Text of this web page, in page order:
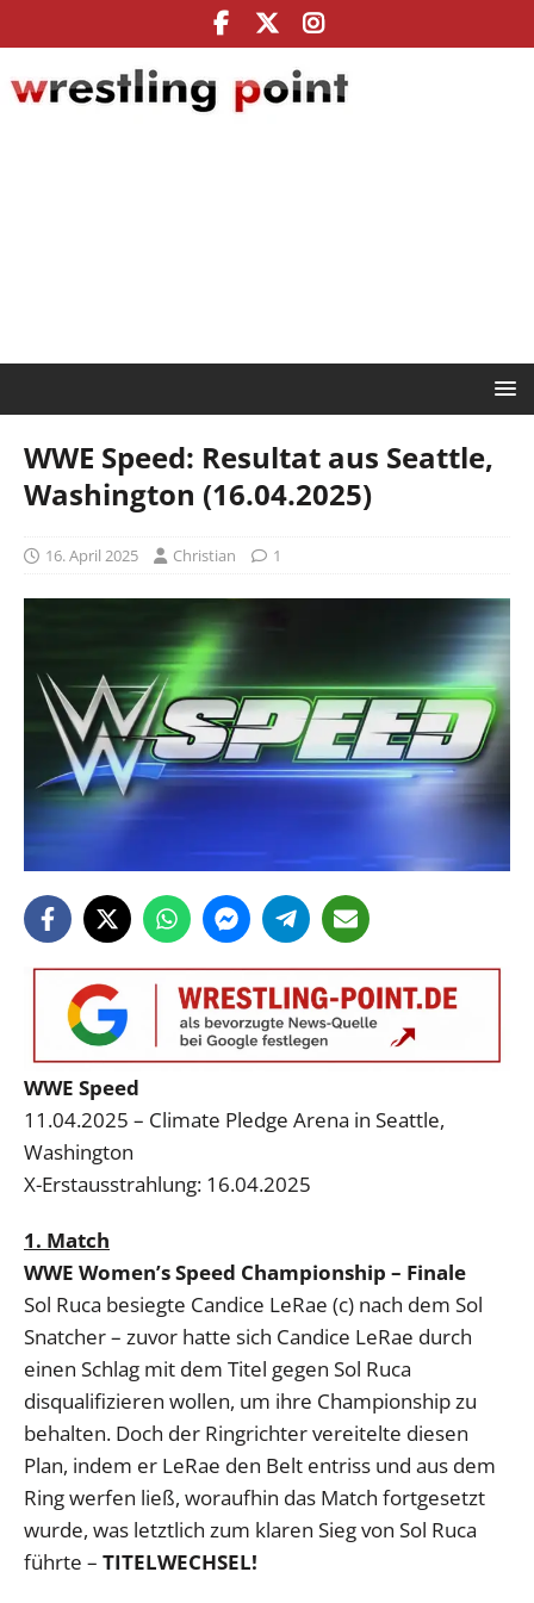
WWE Speed: Resultat aus Seattle,
Washington (16.04.2025)
16. April 2025 Christian 1
WWE Speed
11.04.2025 – Climate Pledge Arena in Seattle,
Washington
X-Erstausstrahlung: 16.04.2025
1. Match
WWE Women’s Speed Championship – Finale
Sol Ruca besiegte Candice LeRae (c) nach dem Sol
Snatcher – zuvor hatte sich Candice LeRae durch
einen Schlag mit dem Titel gegen Sol Ruca
disqualifizieren wollen, um ihre Championship zu
behalten. Doch der Ringrichter vereitelte diesen
Plan, indem er LeRae den Belt entriss und aus dem
Ring werfen ließ, woraufhin das Match fortgesetzt
wurde, was letztlich zum klaren Sieg von Sol Ruca
führte – TITELWECHSEL!